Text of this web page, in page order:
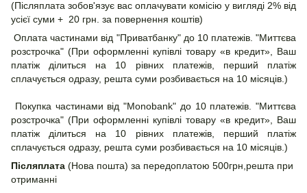
(Післяплата зобов'язує вас оплачувати комісію у вигляді 2% від
усієї суми + 20 грн. за повернення коштів)
Оплата частинами від "Приватбанку" до 10 платежів. "Миттєва
розстрочка" (При оформленні купівлі товару «в кредит», Ваш
платіж ділиться на 10 рівних платежів, перший платіж
сплачується одразу, решта суми розбивається на 10 місяців.)
Покупка частинами від "Monobank" до 10 платежів. "Миттєва
розстрочка" (При оформленні купівлі товару «в кредит», Ваш
платіж ділиться на 10 рівних платежів, перший платіж
сплачується одразу, решта суми розбивається на 10 місяців.)
Післяплата (Нова пошта) за передоплатою 500грн,решта при
отриманні